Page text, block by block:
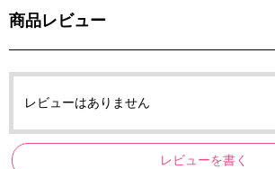
商品レビュー
レビューはありません
レビューを書く